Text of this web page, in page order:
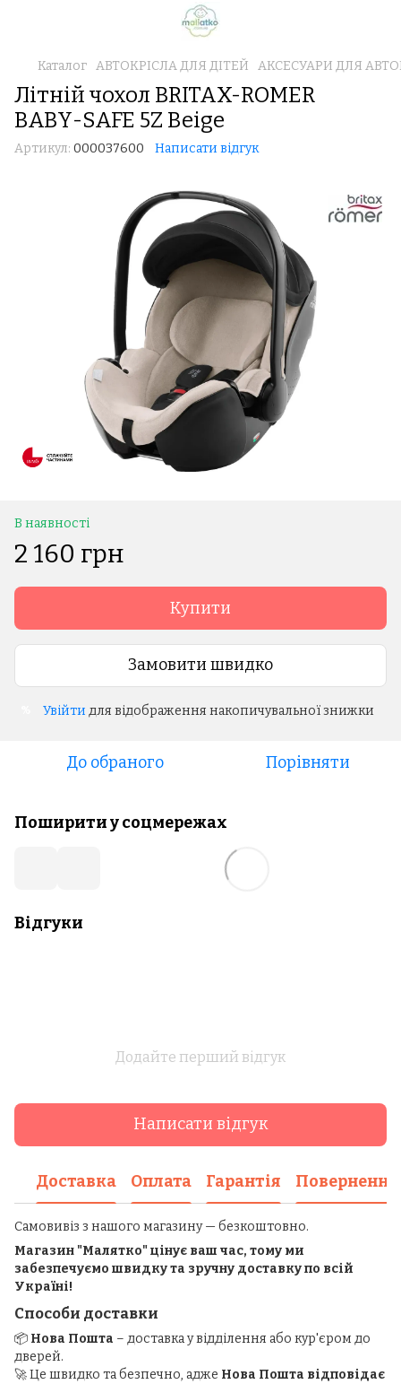
Каталог АВТОКРІСЛА ДЛЯ ДІТЕЙ АКСЕСУАРИ ДЛЯ
Літній чохол BRITAX-ROMER
BABY-SAFE 5Z Beige
Артикул: 000037600 Написати відгук
В наявності
2 160 грн
Купити
Замовити швидко
Увійти для відображення накопичувальної знижки
До обраного Порівняти
Поширити у соцмережах
Відгуки
Додайте перший відгук
Написати відгук
Доставка Оплата Гарантія Повернення
Самовивіз з нашого магазину — безкоштовно.
Магазин "Малятко" цінує ваш час, тому ми
забезпечуємо швидку та зручну доставку по всій
Україні!
Способи доставки
📦 Нова Пошта – доставка у відділення або кур'єром до
дверей.
🚀 Це швидко та безпечно, адже Нова Пошта відповідає